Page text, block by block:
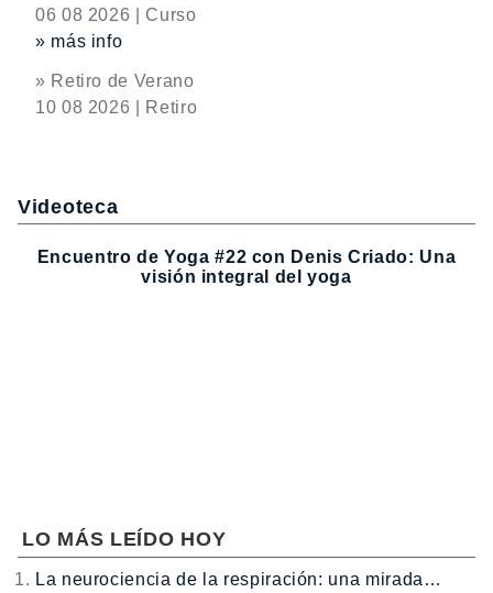
06 08 2026 | Curso
» más info
» Retiro de Verano
10 08 2026 | Retiro
Videoteca
Encuentro de Yoga #22 con Denis Criado: Una
visión integral del yoga
LO MÁS LEÍDO HOY
La neurociencia de la respiración: una mirada…